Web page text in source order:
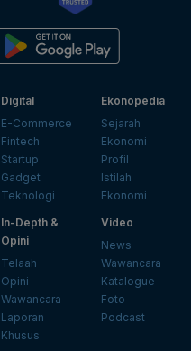
Digital
E-Commerce
Fintech
Startup
Gadget
Teknologi
Ekonopedia
Sejarah
Ekonomi
Profil
Istilah
Ekonomi
In-Depth &
Opini
Telaah
Opini
Wawancara
Laporan
Khusus
Video
News
Wawancara
Katalogue
Foto
Podcast